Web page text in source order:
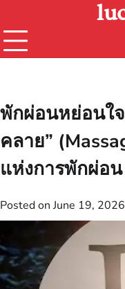
content
พักผ่อนหย่อนใ
คลาย”
แห่งการพักผ่อน
Posted onJune 19, 2026